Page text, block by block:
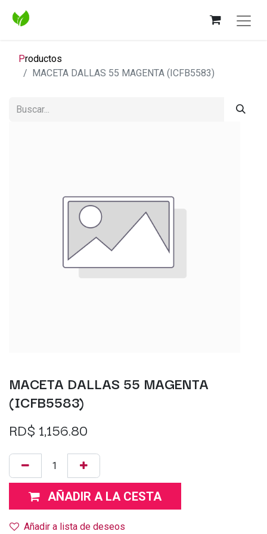
Productos
MACETA DALLAS 55 MAGENTA (ICFB5583)
MACETA DALLAS 55 MAGENTA
(ICFB5583)
RD$ 1,156.80
AÑADIR A LA CESTA
Añadir a lista de deseos